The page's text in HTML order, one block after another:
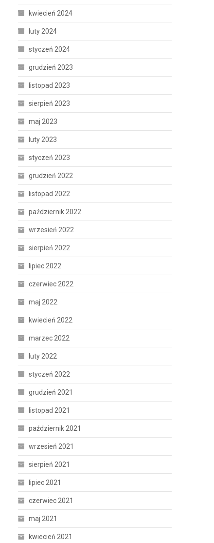
kwiecień 2024
luty 2024
styczeń 2024
grudzień 2023
listopad 2023
sierpień 2023
maj 2023
luty 2023
styczeń 2023
grudzień 2022
listopad 2022
październik 2022
wrzesień 2022
sierpień 2022
lipiec 2022
czerwiec 2022
maj 2022
kwiecień 2022
marzec 2022
luty 2022
styczeń 2022
grudzień 2021
listopad 2021
październik 2021
wrzesień 2021
sierpień 2021
lipiec 2021
czerwiec 2021
maj 2021
kwiecień 2021